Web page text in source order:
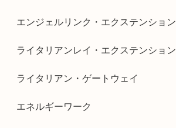
エンジェルリンク・エクステンション
ライタリアンレイ・エクステンション
ライタリアン・ゲートウェイ
エネルギーワーク